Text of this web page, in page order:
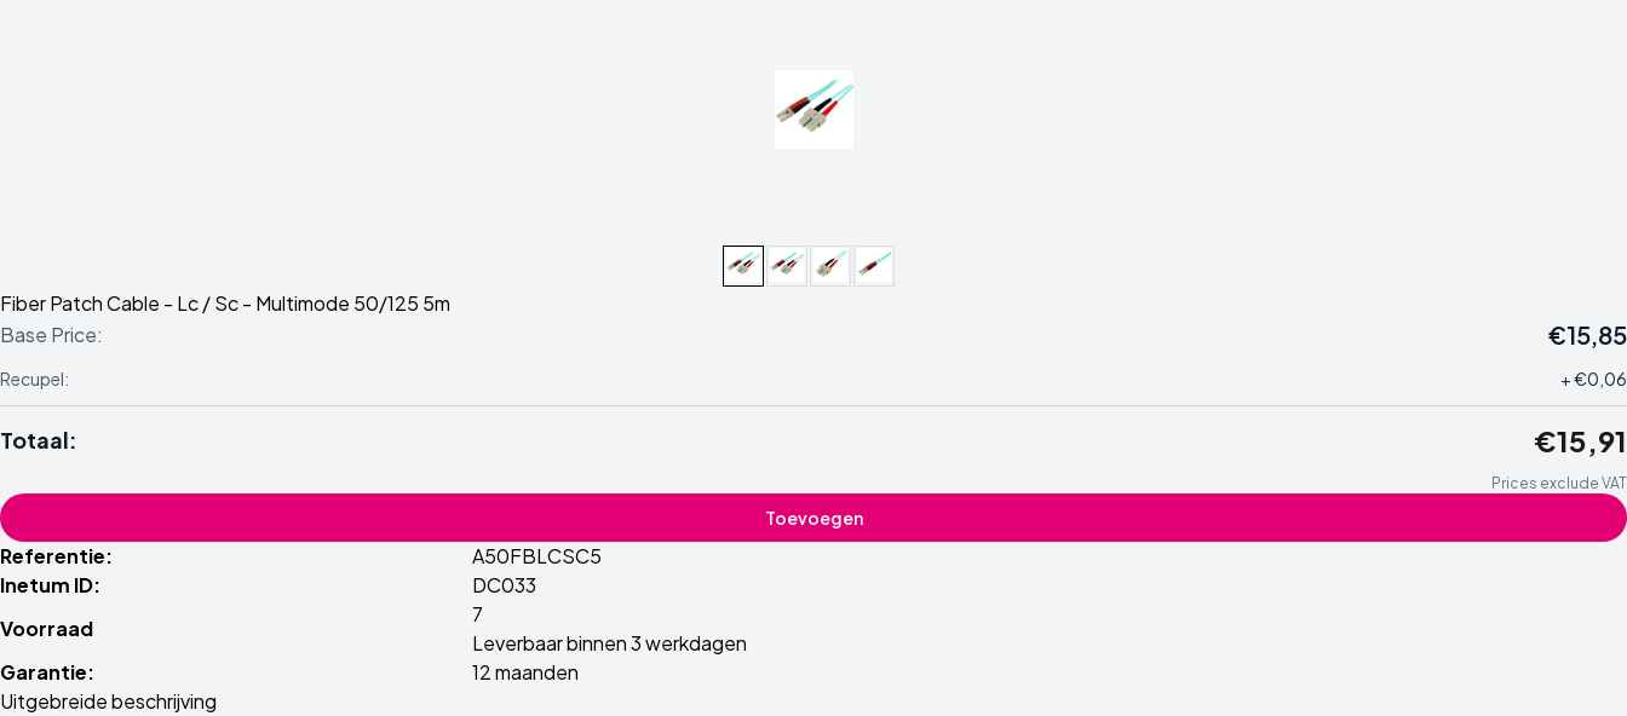
Fiber Patch Cable - Lc / Sc - Multimode 50/125 5m
Base Price:
€15,85
Recupel: + €0,06
Totaal: €15,91
Prices exclude VAT
Toevoegen
Referentie:
A50FBLCSC5
Inetum ID:
DC033
Voorraad
7
Leverbaar binnen 3 werkdagen
Garantie:
12 maanden
Uitgebreide beschrijving